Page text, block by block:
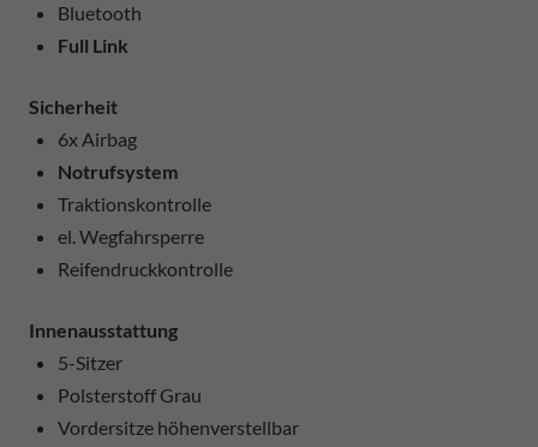
Bluetooth
Full Link
Sicherheit
6x Airbag
Notrufsystem
Traktionskontrolle
el. Wegfahrsperre
Reifendruckkontrolle
Innenausstattung
5-Sitzer
Polsterstoff Grau
Vordersitze höhenverstellbar